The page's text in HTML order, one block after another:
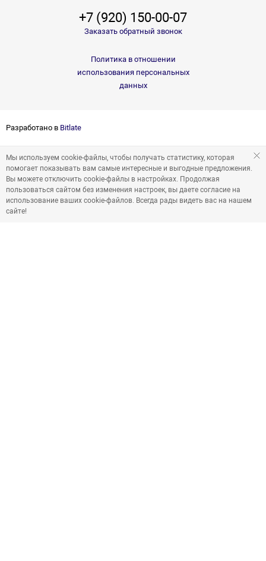
+7 (920) 150-00-07
Заказать обратный звонок
Политика в отношении
использования персональных
данных
Разработано в Bitlate
Мы используем cookie-файлы, чтобы получать статистику, которая
помогает показывать вам самые интересные и выгодные предложения.
Вы можете отключить cookie-файлы в настройках. Продолжая
пользоваться сайтом без изменения настроек, вы даете согласие на
использование ваших cookie-файлов. Всегда рады видеть вас на нашем
сайте!